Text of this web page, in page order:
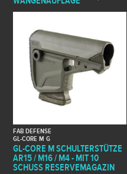
FAB DEFENSE
GL-CORE M G
GL-CORE M SCHULTERSTÜTZE
AR15 / M16 / M4 - MIT 10
SCHUSS RESERVEMAGAZIN